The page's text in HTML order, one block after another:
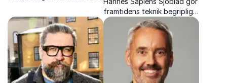
psykisk ohälsa – och vägen
mot att våga prata öppet
framtidens teknik begriplig
och visar hur den påverkar
människor, organisationer
och samhälle